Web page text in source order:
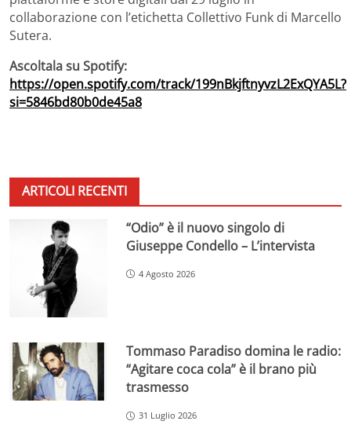
collaborazione con l’etichetta Collettivo Funk di Marcello
Sutera.
Ascoltala su Spotify:
https://open.spotify.com/track/199nBkjftnyvzL2ExQYA5L?
si=5846bd80b0de45a8
ARTICOLI RECENTI
“Odio” è il nuovo singolo di
Giuseppe Condello – L’intervista
4 Agosto 2026
Tommaso Paradiso domina le radio:
“Agitare coca cola” è il brano più
trasmesso
31 Luglio 2026